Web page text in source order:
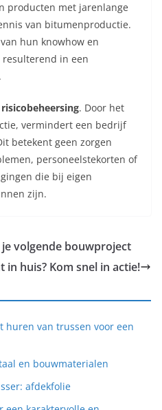
producten met jarenlange
van bitumenproductie.
hun knowhow en
resulterend in een
risicobeheersing. Door het
vermindert een bedrijf
betekent geen zorgen
personeelstekorten of
die bij eigen
zijn.
volgende bouwproject
in huis? Kom snel in actie!
huren van trussen voor een
en bouwmaterialen
afdekfolie